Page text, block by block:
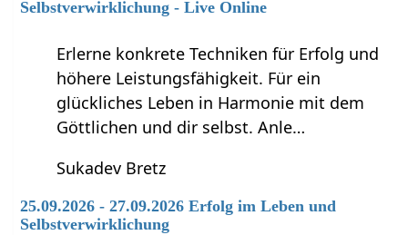
Selbstverwirklichung - Live Online
Erlerne konkrete Techniken für Erfolg und
höhere Leistungsfähigkeit. Für ein
glückliches Leben in Harmonie mit dem
Göttlichen und dir selbst. Anle…
Sukadev Bretz
25.09.2026 - 27.09.2026 Erfolg im Leben und
Selbstverwirklichung